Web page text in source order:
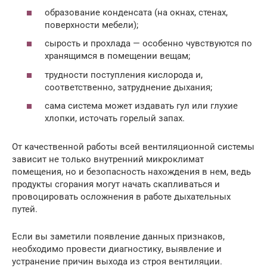
образование конденсата (на окнах, стенах,
поверхности мебели);
сырость и прохлада — особенно чувствуются по
хранящимся в помещении вещам;
трудности поступления кислорода и,
соответственно, затруднение дыхания;
сама система может издавать гул или глухие
хлопки, источать горелый запах.
От качественной работы всей вентиляционной системы
зависит не только внутренний микроклимат
помещения, но и безопасность нахождения в нем, ведь
продукты сгорания могут начать скапливаться и
провоцировать осложнения в работе дыхательных
путей.
Если вы заметили появление данных признаков,
необходимо провести диагностику, выявление и
устранение причин выхода из строя вентиляции.